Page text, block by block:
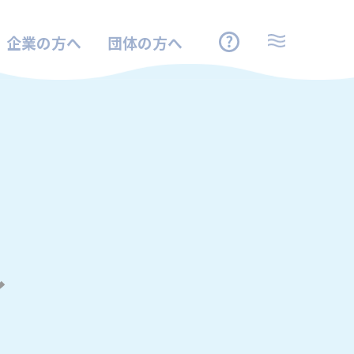
企業の方へ 団体の方へ